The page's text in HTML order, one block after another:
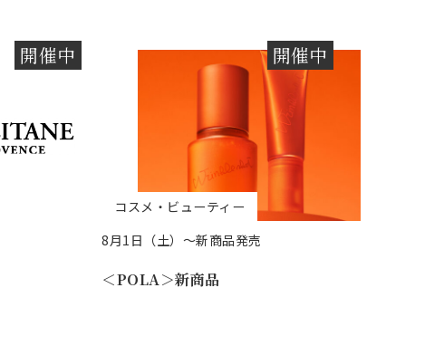
開催中 開催中
コスメ・ビューティー
8月1日（土）～新商品発売
＜POLA＞新商品